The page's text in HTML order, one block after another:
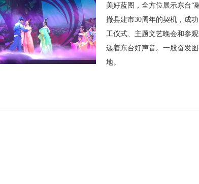
美好蓝图，全方位展示东台“
撤县建市30周年的契机，成
工仪式、主题文艺晚会和参
递着东台好声音。一股奋发
地。